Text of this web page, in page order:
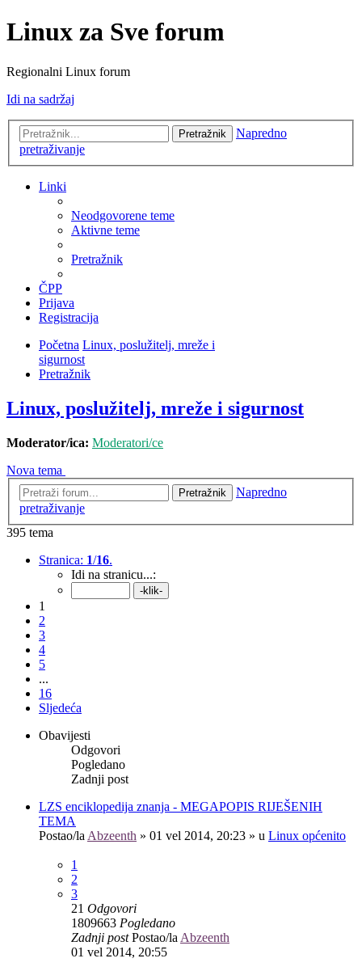
Linux za Sve forum
Regionalni Linux forum
Idi na sadržaj
Pretražnik
Napredno
pretraživanje
Linki
Neodgovorene teme
Aktivne teme
Pretražnik
ČPP
Prijava
Registracija
Početna Linux, poslužitelj, mreže i
sigurnost
Pretražnik
Linux, poslužitelj, mreže i sigurnost
Moderator/ica: Moderatori/ce
Nova tema
Pretražnik
Napredno
pretraživanje
395 tema
Stranica: 1/16.
Idi na stranicu...:
1
2
3
4
5
...
16
Sljedeća
Obavijesti
Odgovori
Pogledano
Zadnji post
LZS enciklopedija znanja - MEGAPOPIS RIJEŠENIH
TEMA
Postao/la Abzeenth » 01 vel 2014, 20:23 » u Linux općenito
1
2
3
21 Odgovori
1809663 Pogledano
Zadnji postPostao/la Abzeenth
01 vel 2014, 20:55